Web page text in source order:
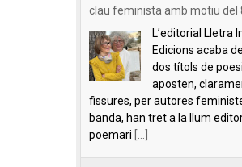
clau feminista amb motiu del
L’editorial Lletra
Edicions acaba
dos títols de
aposten,
fissures, per autores
banda, han tret a la llum
poemari